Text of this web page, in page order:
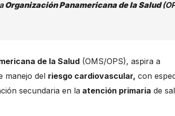
Organización Panamericana de la Salud
de la Salud (OMS/OPS), aspira a
manejo del riesgo cardiovascular, con
secundaria en la atención primaria de